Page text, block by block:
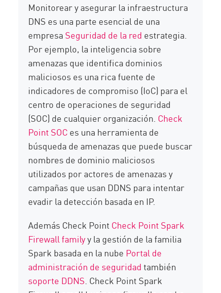
Monitorear y asegurar la infraestructura
DNS es una parte esencial de una
empresa Seguridad de la red estrategia.
Por ejemplo, la inteligencia sobre
amenazas que identifica dominios
maliciosos es una rica fuente de
indicadores de compromiso (IoC) para el
centro de operaciones de seguridad
(SOC) de cualquier organización. Check
Point SOCes una herramienta de
búsqueda de amenazas que puede buscar
nombres de dominio maliciosos
utilizados por actores de amenazas y
campañas que usan DDNS para intentar
evadir la detección basada en IP.
Además Check Point Check Point Spark
Firewall familyy la gestión de la familia
Spark basada en la nube Portal de
administración de seguridadtambién
soporte DDNS. Check Point Spark